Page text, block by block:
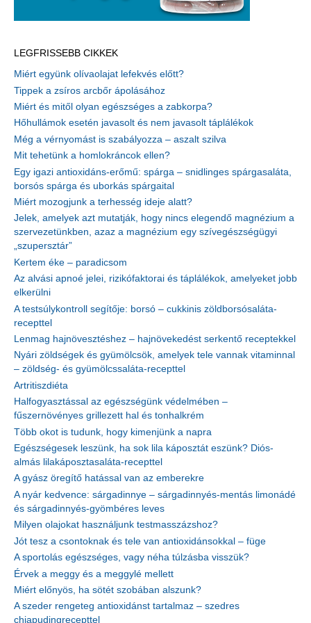
LEGFRISSEBB CIKKEK
Miért együnk olívaolajat lefekvés előtt?
Tippek a zsíros arcbőr ápolásához
Miért és mitől olyan egészséges a zabkorpa?
Hőhullámok esetén javasolt és nem javasolt táplálékok
Még a vérnyomást is szabályozza – aszalt szilva
Mit tehetünk a homlokráncok ellen?
Egy igazi antioxidáns-erőmű: spárga – snidlinges spárgasaláta,
borsós spárga és uborkás spárgaital
Miért mozogjunk a terhesség ideje alatt?
Jelek, amelyek azt mutatják, hogy nincs elegendő magnézium a
szervezetünkben, azaz a magnézium egy szívegészségügyi
„szupersztár”
Kertem éke – paradicsom
Az alvási apnoé jelei, rizikófaktorai és táplálékok, amelyeket jobb
elkerülni
A testsúlykontroll segítője: borsó – cukkinis zöldborsósaláta-
recepttel
Lenmag hajnövesztéshez – hajnövekedést serkentő receptekkel
Nyári zöldségek és gyümölcsök, amelyek tele vannak vitaminnal
– zöldség- és gyümölcssaláta-recepttel
Artritiszdiéta
Halfogyasztással az egészségünk védelmében –
fűszernövényes grillezett hal és tonhalkrém
Több okot is tudunk, hogy kimenjünk a napra
Egészségesek leszünk, ha sok lila káposztát eszünk? Diós-
almás lilakáposztasaláta-recepttel
A gyász öregítő hatással van az emberekre
A nyár kedvence: sárgadinnye – sárgadinnyés-mentás limonádé
és sárgadinnyés-gyömbéres leves
Milyen olajokat használjunk testmasszázshoz?
Jót tesz a csontoknak és tele van antioxidánsokkal – füge
A sportolás egészséges, vagy néha túlzásba visszük?
Érvek a meggy és a meggylé mellett
Miért előnyös, ha sötét szobában alszunk?
A szeder rengeteg antioxidánst tartalmaz – szedres
chiapudingrecepttel